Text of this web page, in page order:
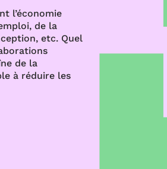
l’économie
de la
etc. Quel
de la
à réduire les